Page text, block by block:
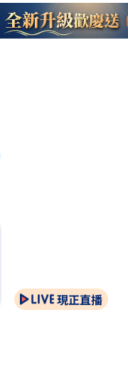
現正直播